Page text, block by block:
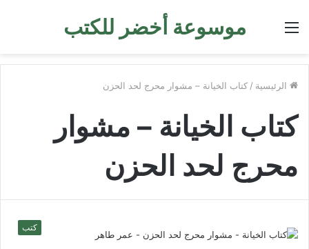
موسوعة أخضر للكتب القائمة
الرئيسية / كتاب الخيانة – مشوار محرج لحد الحزن
كتاب الخيانة – مشوار
محرج لحد الحزن
كتب